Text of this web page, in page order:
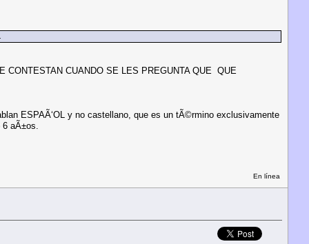
CONTESTAN CUANDO SE LES PREGUNTA QUE QUE
ESPAÃ‘OL y no castellano, que es un tÃ©rmino exclusivamente
aÃ±os.
En línea